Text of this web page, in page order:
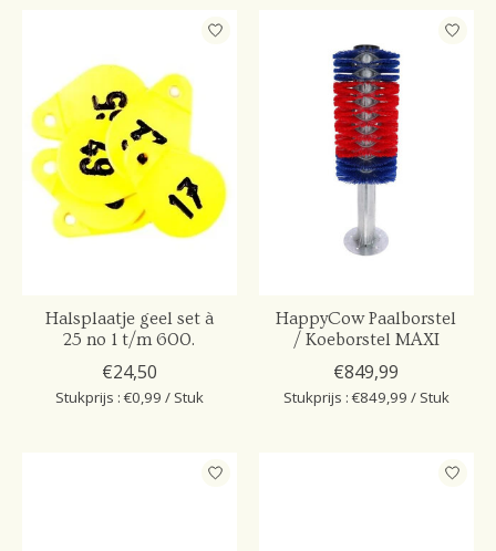
Halsplaatje geel set à
25 no 1 t/m 600.
€24,50
Stukprijs : €0,99 / Stuk
HappyCow Paalborstel
/ Koeborstel MAXI
€849,99
Stukprijs : €849,99 / Stuk